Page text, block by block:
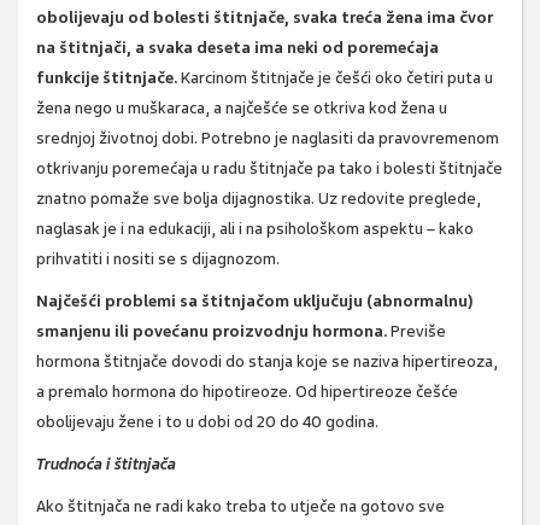
obolijevaju od bolesti štitnjače, svaka treća žena ima čvor
na štitnjači, a svaka deseta ima neki od poremećaja
funkcije štitnjače.Karcinom štitnjače je češći oko četiri puta u
žena nego u muškaraca, a najčešće se otkriva kod žena u
srednjoj životnoj dobi. Potrebno je naglasiti da pravovremenom
otkrivanju poremećaja u radu štitnjače pa tako i bolesti štitnjače
znatno pomaže sve bolja dijagnostika. Uz redovite preglede,
naglasak je i na edukaciji, ali i na psihološkom aspektu – kako
prihvatiti i nositi se s dijagnozom.
Najčešći problemi sa štitnjačom uključuju (abnormalnu)
smanjenu ili povećanu proizvodnju hormona.Previše
hormona štitnjače dovodi do stanja koje se naziva hipertireoza,
a premalo hormona do hipotireoze. Od hipertireoze češće
obolijevaju žene i to u dobi od 20 do 40 godina.
Trudnoća i štitnjača
Ako štitnjača ne radi kako treba to utječe na gotovo sve